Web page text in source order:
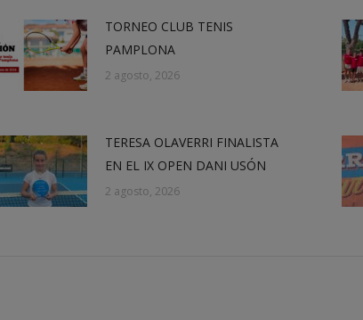
TORNEO CLUB TENIS
PAMPLONA
2 agosto, 2026
TERESA OLAVERRI FINALISTA
EN EL IX OPEN DANI USÓN
2 agosto, 2026